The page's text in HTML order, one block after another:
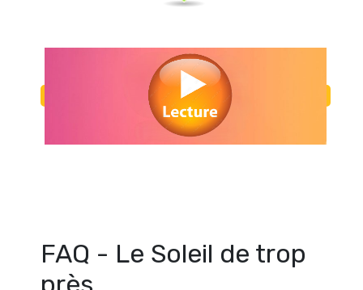
FAQ - Le Soleil de trop